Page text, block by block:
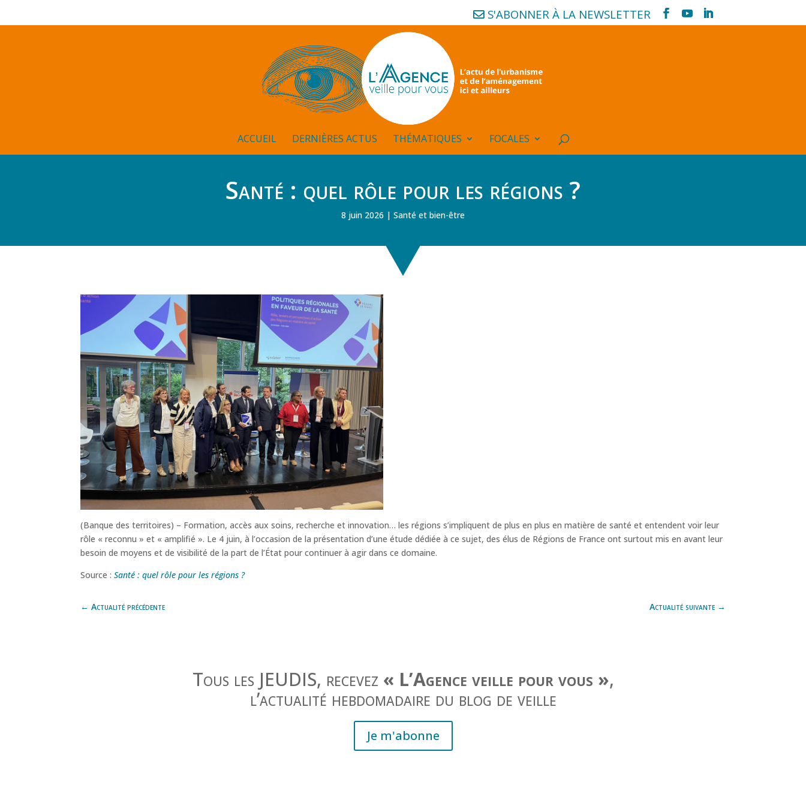
S'ABONNER À LA NEWSLETTER
ACCUEIL DERNIÈRES ACTUS THÉMATIQUES FOCALES
Santé : quel rôle pour les régions ?
8 juin 2026 Santé et bien-être
(Banque des territoires) – Formation, accès aux soins, recherche et innovation… les régions s’impliquent de plus en plus en matière de santé et entendent voir leur
rôle « reconnu » et « amplifié ». Le 4 juin, à l’occasion de la présentation d’une étude dédiée à ce sujet, des élus de Régions de France ont surtout mis en avant leur
besoin de moyens et de visibilité de la part de l’État pour continuer à agir dans ce domaine.
Source :Santé : quel rôle pour les régions ?
←Actualité précédente Actualité suivante→
Tous les JEUDIS, recevez « L’Agence veille pour vous »,
l’actualité hebdomadaire du blog de veille
Je m'abonne